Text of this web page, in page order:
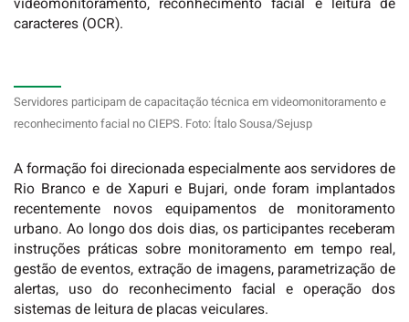
caracteres (OCR).
Servidores participam de capacitação técnica em videomonitoramento e
reconhecimento facial no CIEPS. Foto: Ítalo Sousa/Sejusp
A formação foi direcionada especialmente aos servidores de
Rio Branco e de Xapuri e Bujari, onde foram implantados
recentemente novos equipamentos de monitoramento
urbano. Ao longo dos dois dias, os participantes receberam
instruções práticas sobre monitoramento em tempo real,
gestão de eventos, extração de imagens, parametrização de
alertas, uso do reconhecimento facial e operação dos
sistemas de leitura de placas veiculares.